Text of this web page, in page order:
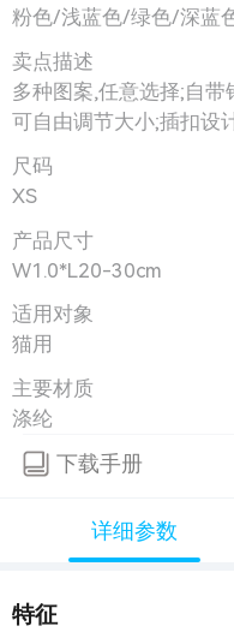
粉色/浅蓝色/绿色/深蓝
卖点描述
多种图案,任意选择;自
可自由调节大小;插扣设
尺码
XS
产品尺寸
W1.0*L20-30cm
适用对象
猫用
主要材质
涤纶
下载手册
详细参数
特征